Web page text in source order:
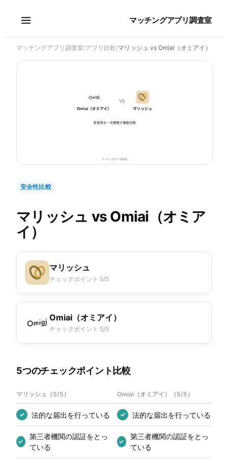
マッチングアプリ調査室
マッチングアプリ調査室/アプリ比較/マリッシュ vs Omiai（オミアイ）
安全性比較
マリッシュ vs Omiai（オミア
イ）
マリッシュ
チェックポイント 5/5
Omiai（オミアイ）
チェックポイント 5/5
5つのチェックポイント比較
マリッシュ （5/5 ） Omiai（オミアイ） （5/5 ）
✓ 法的な届出を行っている ✓ 法的な届出を行っている
✓
第三者機関の認証をとっ
ている
✓
第三者機関の認証をとっ
ている